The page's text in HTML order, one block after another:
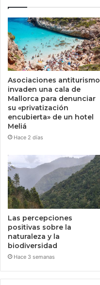
Asociaciones antiturismo
invaden una cala de
Mallorca para denunciar
su «privatización
encubierta» de un hotel
Meliá
Hace 2 días
Las percepciones
positivas sobre la
naturaleza y la
biodiversidad
Hace 3 semanas